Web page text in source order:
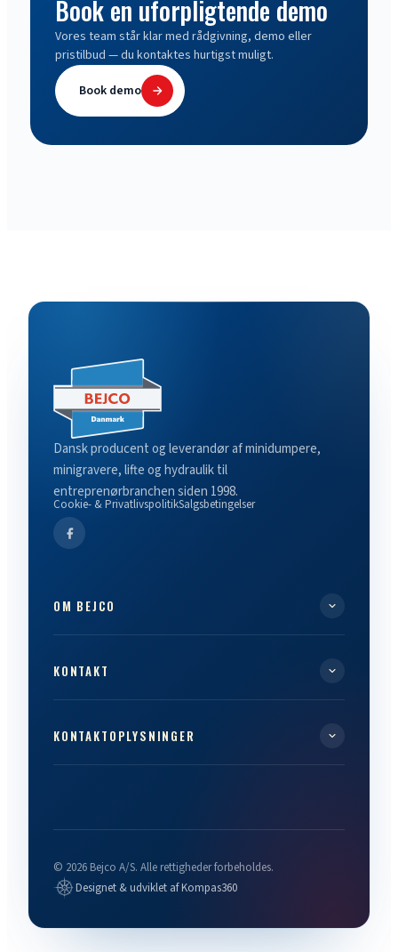
Book en uforpligtende demo
Vores team står klar med rådgivning, demo eller
pristilbud — du kontaktes hurtigst muligt.
Book demo
Dansk producent og leverandør af minidumpere,
minigravere, lifte og hydraulik til
entreprenørbranchen siden 1998.
Cookie- & PrivatlivspolitikSalgsbetingelser
OM BEJCO
KONTAKT
KONTAKTOPLYSNINGER
© 2026 Bejco A/S. Alle rettigheder forbeholdes.
Designet & udviklet af Kompas360